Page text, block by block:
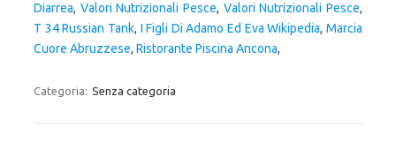
Diarrea, Valori Nutrizionali Pesce, Valori Nutrizionali Pesce,
T 34 Russian Tank, I Figli Di Adamo Ed Eva Wikipedia,Marcia
Cuore Abruzzese, Ristorante Piscina Ancona,
Categoria: Senza categoria